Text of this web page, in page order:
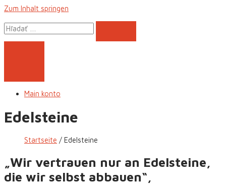
Zum Inhalt springen
Main konto
Edelsteine
Startseite Edelsteine
„Wir vertrauen nur an Edelsteine,
die wir selbst abbauen“,